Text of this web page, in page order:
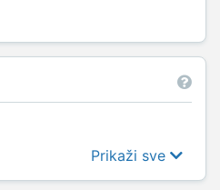
Prikaži sve